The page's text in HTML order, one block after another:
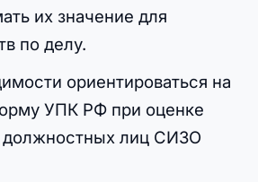
их значение для
по делу.
ориентироваться на
УПК РФ при оценке
лиц СИЗО